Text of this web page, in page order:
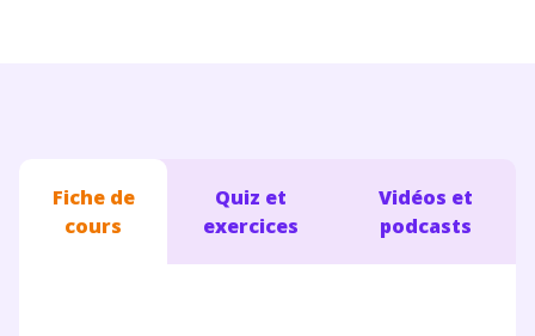
Fiche de
cours
Quiz et
exercices
Vidéos et
podcasts